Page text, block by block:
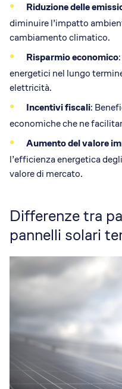
Riduzione delle
diminuire l’impatto
cambiamento climatico.
Risparmio economico
energetici nel lungo
elettricità.
Incentivi fiscali:
economiche che ne
Aumento del valore
l’efficienza energetica
valore di mercato.
Differenze tra
pannelli solari